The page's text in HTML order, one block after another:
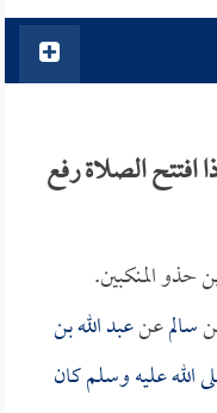
الصلاة رفع
حذو المنكبين.
سالمعنعبد الله بن
الله عليه وسلم كان